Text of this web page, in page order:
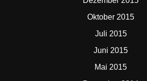
Oktober 2015
Juli 2015
Juni 2015
Mai 2015